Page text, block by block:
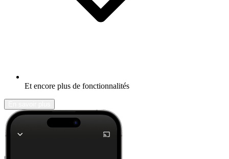
Et encore plus de fonctionnalités